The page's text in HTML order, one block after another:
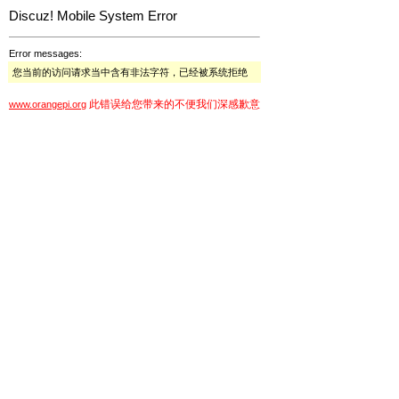
Discuz! Mobile System Error
Error messages:
您当前的访问请求当中含有非法字符，已经被系统拒绝
www.orangepi.org 此错误给您带来的不便我们深感歉意